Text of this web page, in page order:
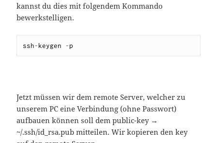
kannst du dies mit folgendem Kommando
bewerkstelligen.
ssh-keygen -p
Jetzt müssen wir dem remote Server, welcher zu
unserem PC eine Verbindung (ohne Passwort)
aufbauen können soll dem public-key →
~/.ssh/id_rsa.pub mitteilen. Wir kopieren den key